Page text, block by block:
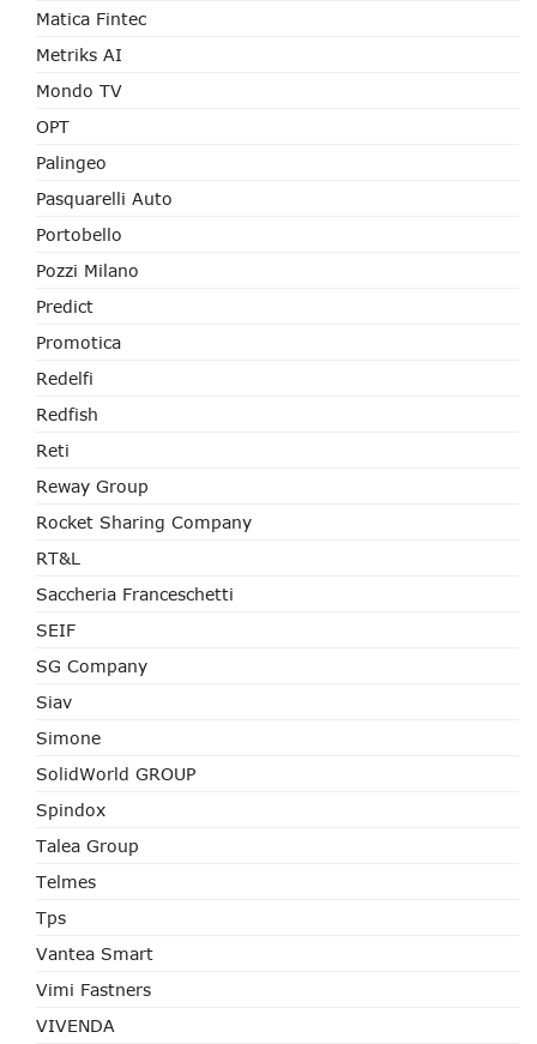
Matica Fintec
Metriks AI
Mondo TV
OPT
Palingeo
Pasquarelli Auto
Portobello
Pozzi Milano
Predict
Promotica
Redelfi
Redfish
Reti
Reway Group
Rocket Sharing Company
RT&L
Saccheria Franceschetti
SEIF
SG Company
Siav
Simone
SolidWorld GROUP
Spindox
Talea Group
Telmes
Tps
Vantea Smart
Vimi Fastners
VIVENDA